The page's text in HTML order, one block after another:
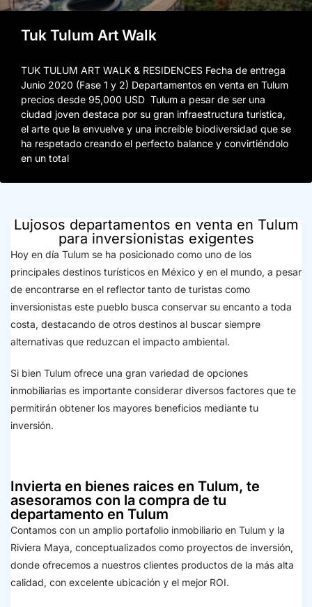
Tuk Tulum Art Walk
TUK TULUM ART WALK & RESIDENCES Fecha de entrega
Junio 2020 (Fase 1 y 2) Departamentos en venta en Tulum
precios desde 95,000 USD Tulum a pesar de ser una
ciudad joven destaca por su gran infraestructura turística,
el arte que la envuelve y una increíble biodiversidad que se
ha respetado creando el perfecto balance y convirtiéndolo
en un total
Lujosos departamentos en venta en Tulum
para inversionistas exigentes
Hoy en día Tulum se ha posicionado como uno de los
principales destinos turísticos en México y en el mundo, a pesar
de encontrarse en el reflector tanto de turistas como
inversionistas este pueblo busca conservar su encanto a toda
costa, destacando de otros destinos al buscar siempre
alternativas que reduzcan el impacto ambiental.
Si bien Tulum ofrece una gran variedad de opciones
inmobiliarias es importante considerar diversos factores que te
permitirán obtener los mayores beneficios mediante tu
inversión.
Invierta en bienes raices en Tulum, te
asesoramos con la compra de tu
departamento en Tulum
Contamos con un amplio portafolio inmobiliario en Tulum y la
Riviera Maya, conceptualizados como proyectos de inversión,
donde ofrecemos a nuestros clientes productos de la más alta
calidad, con excelente ubicación y el mejor ROI.